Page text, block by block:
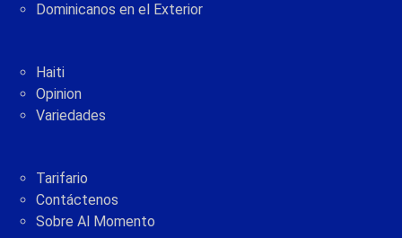
Dominicanos en el Exterior
Haiti
Opinion
Variedades
Tarifario
Contáctenos
Sobre Al Momento